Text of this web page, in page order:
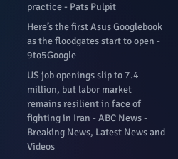
practice - Pats Pulpit
Here’s the first Asus Googlebook
as the floodgates start to open -
9to5Google
US job openings slip to 7.4
million, but labor market
remains resilient in face of
fighting in Iran - ABC News -
Breaking News, Latest News and
Videos